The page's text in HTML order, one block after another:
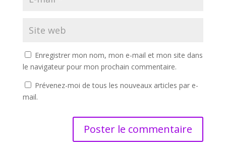
Enregistrer mon nom, mon e-mail et mon site dans
le navigateur pour mon prochain commentaire.
Prévenez-moi de tous les nouveaux articles par e-
mail.